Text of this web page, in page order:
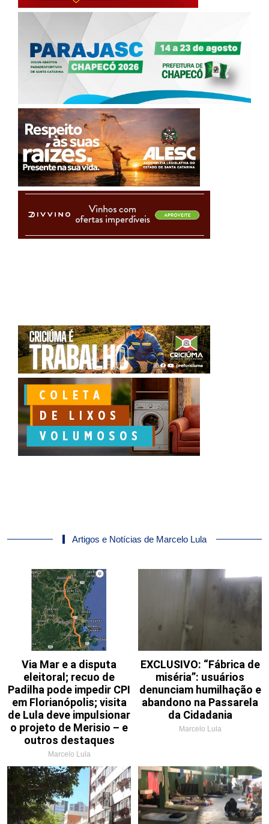
Artigos e Notícias de Marcelo Lula
Via Mar e a disputa
eleitoral; recuo de
Padilha pode impedir CPI
em Florianópolis; visita
de Lula deve impulsionar
o projeto de Merisio – e
outros destaques
Marcelo Lula
EXCLUSIVO: “Fábrica de
miséria”: usuários
denunciam humilhação e
abandono na Passarela
da Cidadania
Marcelo Lula